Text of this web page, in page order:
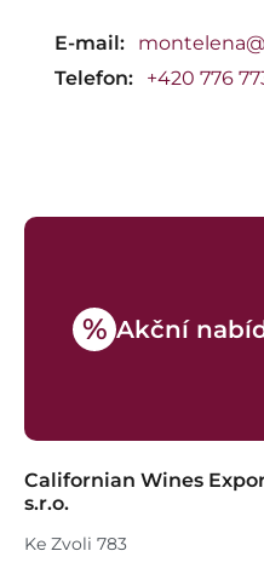
E-mail:
Telefon:
+420 776
% Akční
Californian Wines
s.r.o.
Ke Zvoli 783